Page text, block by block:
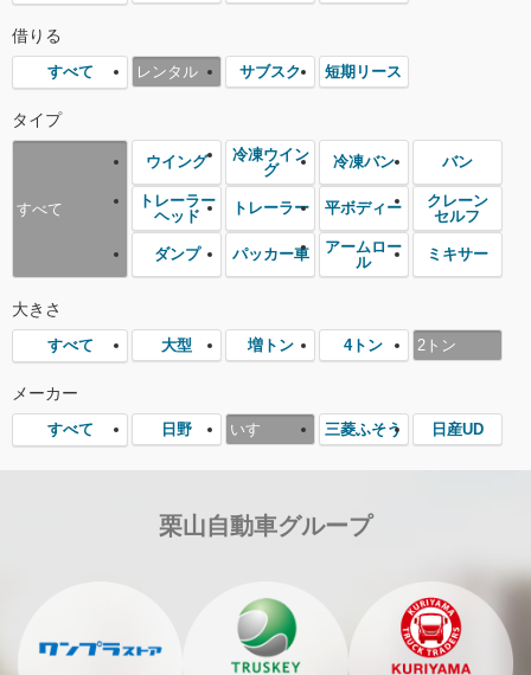
借りる
すべて レンタル サブスク 短期リース
タイプ
すべて
ウイング
冷凍ウイン
グ
冷凍バン バン
トレーラー
ヘッド
トレーラー 平ボディー
クレーン
セルフ
ダンプ パッカー車
アームロー
ル
ミキサー
大きさ
すべて 大型 増トン 4トン 2トン
メーカー
すべて 日野 いすゞ 三菱ふそう 日産UD
栗山自動車グループ